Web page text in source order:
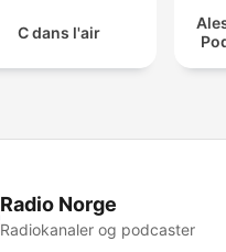
C dans l'air
Radio Norge
Radiokanaler og podcaster